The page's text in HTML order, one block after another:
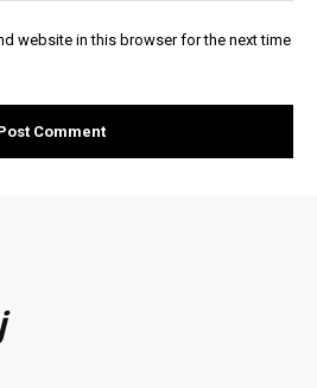
website in this browser for the next time